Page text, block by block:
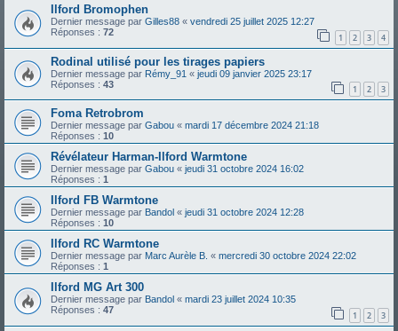
Ilford Bromophen
Dernier message par Gilles88 « vendredi 25 juillet 2025 12:27
Réponses : 72 1 2 3 4
Rodinal utilisé pour les tirages papiers
Dernier message par Rémy_91 « jeudi 09 janvier 2025 23:17
Réponses : 43 1 2 3
Foma Retrobrom
Dernier message par Gabou « mardi 17 décembre 2024 21:18
Réponses : 10
Révélateur Harman-Ilford Warmtone
Dernier message par Gabou « jeudi 31 octobre 2024 16:02
Réponses : 1
Ilford FB Warmtone
Dernier message par Bandol « jeudi 31 octobre 2024 12:28
Réponses : 10
Ilford RC Warmtone
Dernier message par Marc Aurèle B. « mercredi 30 octobre 2024 22:02
Réponses : 1
Ilford MG Art 300
Dernier message par Bandol « mardi 23 juillet 2024 10:35
Réponses : 47 1 2 3